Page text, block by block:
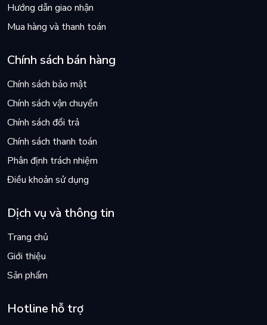
Hướng dẫn giao nhận
Mua hàng và thanh toán
Chính sách bán hàng
Chính sách bảo mật
Chính sách vận chuyển
Chính sách đổi trả
Chính sách thanh toán
Phân định trách nhiệm
Điều khoản sử dụng
Dịch vụ và thông tin
Trang chủ
Giới thiệu
Sản phẩm
Hotline hỗ trợ